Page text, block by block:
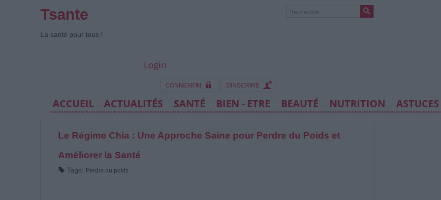
Tsante
La santé pour tous !
Login
CONNEXION S'INSCRIRE
ACCUEIL ACTUALITÉS SANTÉ BIEN - ETRE BEAUTÉ NUTRITION ASTUCES
Le Régime Chia : Une Approche Saine pour Perdre du Poids et
Améliorer la Santé
Tags: Perdre du poids